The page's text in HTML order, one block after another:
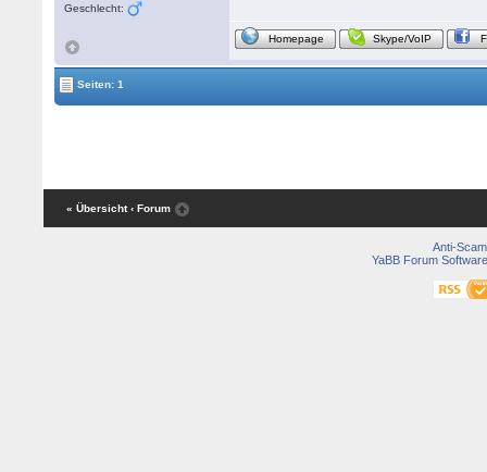
Geschlecht:
Homepage Skype/VoIP
Seiten: 1
« Übersicht ‹ Forum
Anti-Scam
YaBB Forum Software